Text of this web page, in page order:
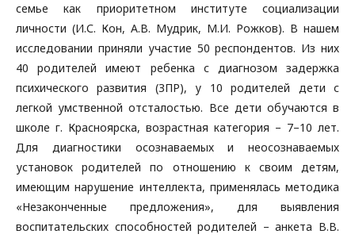
семье как приоритетном институте социализации
личности (И.С. Кон, А.В. Мудрик, М.И. Рожков). В нашем
исследовании приняли участие 50 респондентов. Из них
40 родителей имеют ребенка с диагнозом задержка
психического развития (ЗПР), у 10 родителей дети с
легкой умственной отсталостью. Все дети обучаются в
школе г. Красноярска, возрастная категория – 7–10 лет.
Для диагностики осознаваемых и неосознаваемых
установок родителей по отношению к своим детям,
имеющим нарушение интеллекта, применялась методика
«Незаконченные предложения», для выявления
воспитательских способностей родителей – анкета В.В.